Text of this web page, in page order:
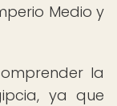
Medio y
la
ya que